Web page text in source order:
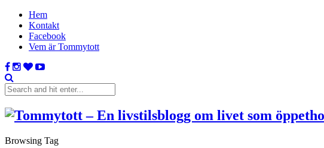
Hem
Kontakt
Facebook
Vem är Tommytott
Browsing Tag